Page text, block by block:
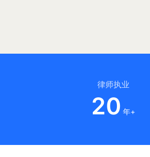
律师执业
20 年+